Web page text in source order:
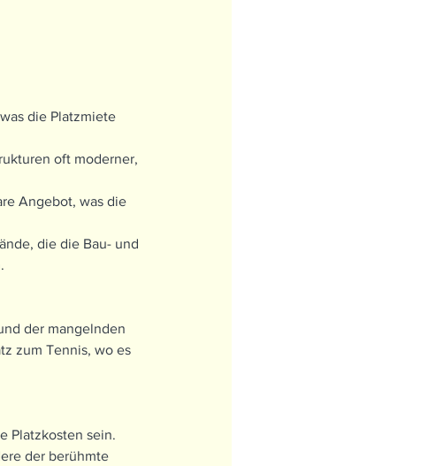
die Platzmiete
oft moderner,
Angebot, was die
die die Bau- und
der mangelnden
zum Tennis, wo es
Platzkosten sein.
der berühmte